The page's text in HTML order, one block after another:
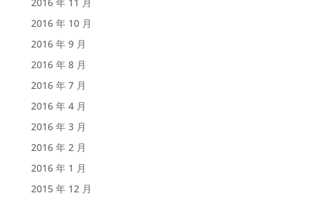
2016 年 11 月
2016 年 10 月
2016 年 9 月
2016 年 8 月
2016 年 7 月
2016 年 4 月
2016 年 3 月
2016 年 2 月
2016 年 1 月
2015 年 12 月